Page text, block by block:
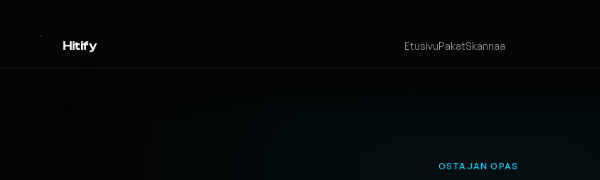
Hitify EtusivuPakatSkannaa
OSTAJAN OPAS